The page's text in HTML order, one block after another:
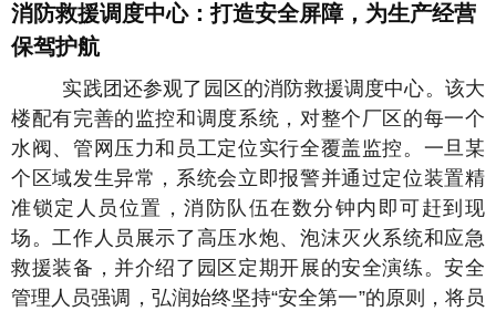
消防救援调度中心：打造安全屏障，为生产经营
保驾护航
实践团还参观了园区的消防救援调度中心。该大
楼配有完善的监控和调度系统，对整个厂区的每一个
水阀、管网压力和员工定位实行全覆盖监控。一旦某
个区域发生异常，系统会立即报警并通过定位装置精
准锁定人员位置，消防队伍在数分钟内即可赶到现
场。工作人员展示了高压水炮、泡沫灭火系统和应急
救援装备，并介绍了园区定期开展的安全演练。安全
管理人员强调，弘润始终坚持“安全第一”的原则，将员